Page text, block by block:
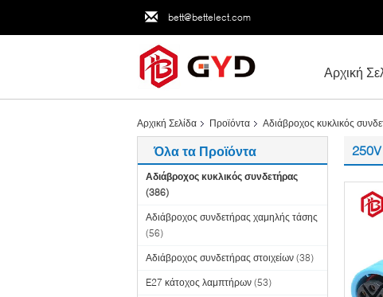
bett@bettelect.com
Αρχική
Αρχική Σελίδα Προϊόντα Αδιάβροχος κυκλικός
Όλα τα Προϊόντα
Αδιάβροχος κυκλικός συνδετήρας
(386)
Αδιάβροχος συνδετήρας χαμηλής τάσης
(56)
Αδιάβροχος συνδετήρας στοιχείων (38)
E27 κάτοχος λαμπτήρων (53)